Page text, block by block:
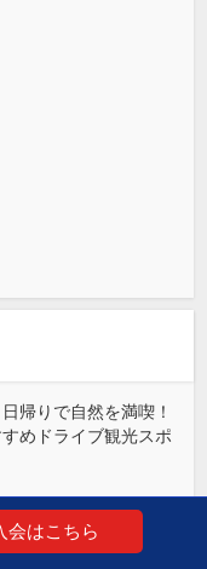
帰りで自然を満喫！
めドライブ観光スポ
帰りで自然を満喫！
めドライブ観光スポ
会はこちら